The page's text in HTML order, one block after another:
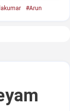
#Arun